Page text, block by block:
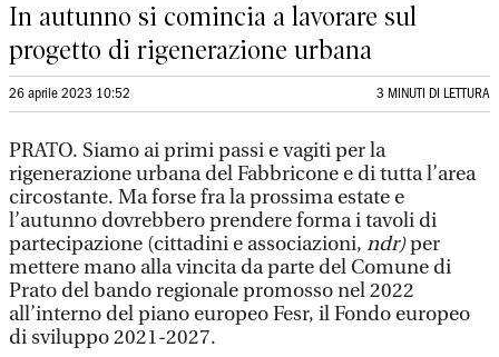
In autunno si comincia a lavorare sul
progetto di rigenerazione urbana
26 aprile 2023 10:52 3 MINUTI DI LETTURA
PRATO. Siamo ai primi passi e vagiti per la
rigenerazione urbana del Fabbricone e di tutta l’area
circostante. Ma forse fra la prossima estate e
l’autunno dovrebbero prendere forma i tavoli di
partecipazione (cittadini e associazioni, ndr)per
mettere mano alla vincita da parte del Comune di
Prato del bando regionale promosso nel 2022
all’interno del piano europeo Fesr, il Fondo europeo
di sviluppo 2021-2027.